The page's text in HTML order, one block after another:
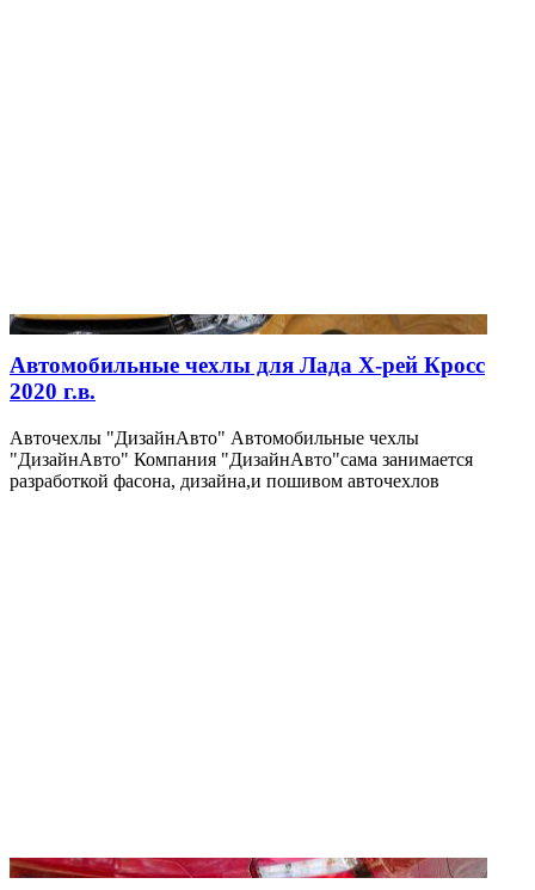
Автомобильные чехлы для Лада Х-рей Кросс
2020 г.в.
Авточехлы "ДизайнАвто" Автомобильные чехлы
"ДизайнАвто" Компания "ДизайнАвто"сама занимается
разработкой фасона, дизайна,и пошивом авточехлов